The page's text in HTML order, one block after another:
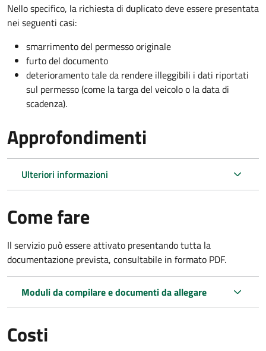
Nello specifico, la richiesta di duplicato deve essere presentata
nei seguenti casi:
smarrimento del permesso originale
furto del documento
deterioramento tale da rendere illeggibili i dati riportati
sul permesso (come la targa del veicolo o la data di
scadenza).
Approfondimenti
Ulteriori informazioni
Come fare
Il servizio può essere attivato presentando tutta la
documentazione prevista, consultabile in formato PDF.
Moduli da compilare e documenti da allegare
Costi